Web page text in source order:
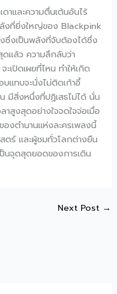
าและความตื่นเต้นอันไร้
งที่ยิ่งใหญ่ของ Blackpink
งซึ่งเป็นพลังที่จับต้องได้ซึ่ง
แล้ว ความลึกลับว่า
เปิดเผยที่ไหน ทำให้เกิด
แทบจะนั่งไม่ติดเก้าอี้
มีสิ่งหนึ่งที่ปฏิเสธไม่ได้ นั่น
สูงสุดอย่างใจจดใจจ่อเมื่อ
งตำนานแห่งละครเพลงนี้
ตร์ และผู้ชมทั่วโลกต่างยืน
นจุดสุดยอดของการเดิน
Next Post →